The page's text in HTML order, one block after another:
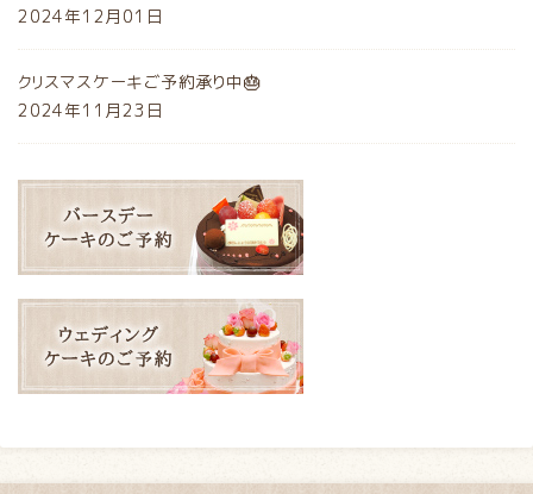
2024年12月01日
クリスマスケーキご予約承り中🎂
2024年11月23日